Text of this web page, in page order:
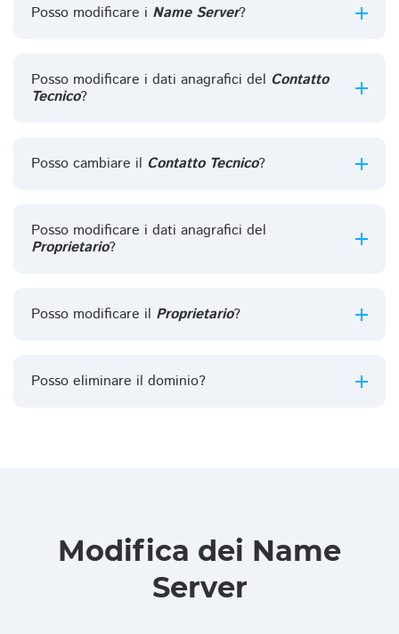
Posso modificare i Name Server?
Posso modificare i dati anagrafici del Contatto
Tecnico?
Posso cambiare il Contatto Tecnico?
Posso modificare i dati anagrafici del
Proprietario?
Posso modificare il Proprietario?
Posso eliminare il dominio?
Modifica dei Name
Server